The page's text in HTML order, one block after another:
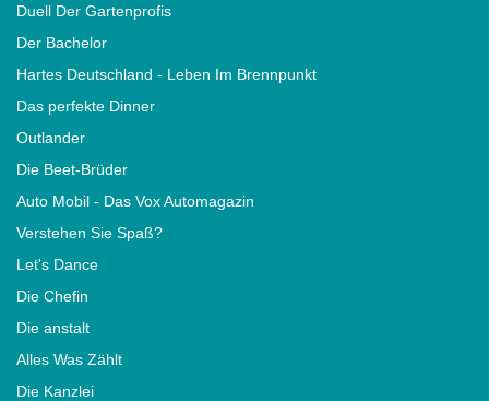
Duell Der Gartenprofis
Der Bachelor
Hartes Deutschland - Leben Im Brennpunkt
Das perfekte Dinner
Outlander
Die Beet-Brüder
Auto Mobil - Das Vox Automagazin
Verstehen Sie Spaß?
Let's Dance
Die Chefin
Die anstalt
Alles Was Zählt
Die Kanzlei